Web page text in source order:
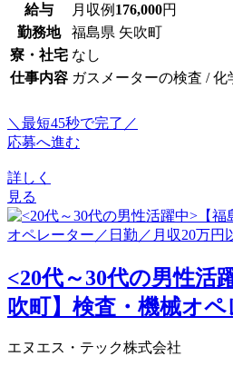
給与 月収例 176,000円
勤務地
福島県 矢吹町
寮・社宅 なし
仕事内容 ガスメーターの検査 / 化
＼最短45秒で完了／
応募へ進む
詳しく
見る
<20代～30代の男性活
吹町】検査・機械オ
エヌエス・テック株式会社